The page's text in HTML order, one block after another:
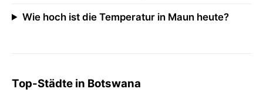
Wie hoch ist die Temperatur in Maun heute?
Top-Städte in Botswana